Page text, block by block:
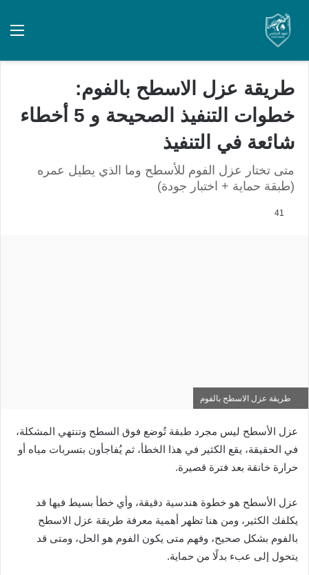
طريقة عزل الاسطح بالفوم:
خطوات التنفيذ الصحيحة و 5 أخطاء
شائعة في التنفيذ
متى تختار عزل الفوم للأسطح وما الذي يطيل عمره
(طبقة حماية + اختبار جودة)
41
طريقة عزل الاسطح بالفوم
عزل الأسطح ليس مجرد طبقة تُوضع فوق السطح وتنتهي المشكلة،
في الحقيقة، يقع الكثير في هذا الخطأ، ثم يُفاجأون بتسربات مياه أو
حرارة خانقة بعد فترة قصيرة.
عزل الأسطح هو خطوة هندسية دقيقة، وأي خطأ بسيط فيها قد
يكلفك الكثير، ومن هنا تظهر أهمية معرفة طريقة عزل الاسطح
بالفوم بشكل صحيح، وفهم متى يكون الفوم هو الحل، ومتى قد
يتحول إلى عبء بدلًا من حماية.